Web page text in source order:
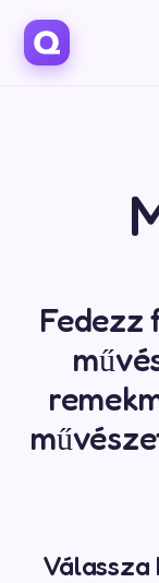
Fedezz